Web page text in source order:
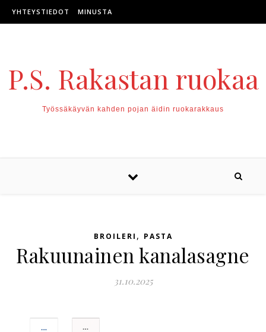
Skip to content
YHTEYSTIEDOT MINUSTA
P.S. Rakastan ruokaa
Työssäkäyvän kahden pojan äidin ruokarakkaus
BROILERI , PASTA
Rakuunainen kanalasagne
31.10.2025